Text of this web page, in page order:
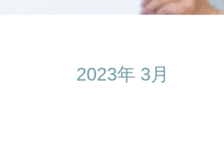
2023年 3月